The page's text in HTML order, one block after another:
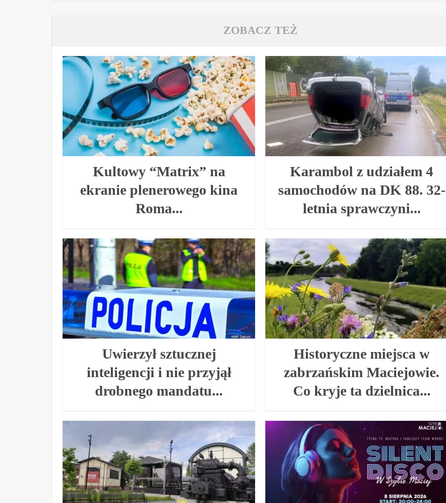
ZOBACZ TEŻ
Kultowy “Matrix” na
ekranie plenerowego kina
Roma...
Karambol z udziałem 4
samochodów na DK 88. 32-
letnia sprawczyni...
Uwierzył sztucznej
inteligencji i nie przyjął
drobnego mandatu...
Historyczne miejsca w
zabrzańskim Maciejowie.
Co kryje ta dzielnica...